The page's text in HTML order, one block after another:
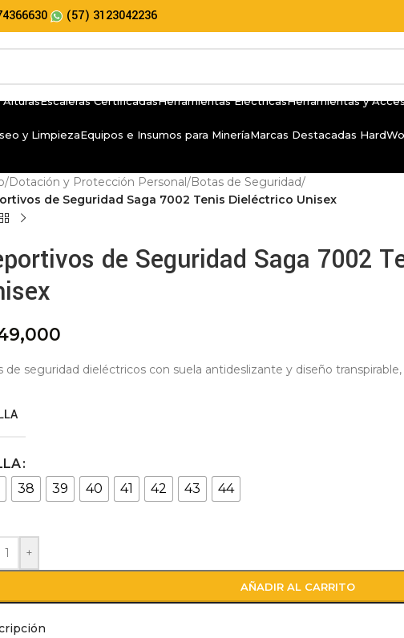
(57) 3123042236
Escaleras CertificadasHerramientas EléctricasHerramientas y
y LimpiezaEquipos e Insumos para MineríaMarcas Destacadas
/Dotación y Protección Personal/Botas de Seguridad/
de Seguridad Saga 7002 Tenis Dieléctrico Unisex
de Seguridad Saga 7002
de seguridad dieléctricos con suela antideslizante y diseño
38 39 40 41 42 43 44
+
AÑADIR AL CARRITO